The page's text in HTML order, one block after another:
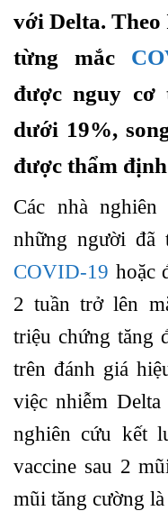
với Delta.
từng mắc
được nguy cơ
dưới 19%,
được thẩm
Các nhà
những người đã
COVID-19 hoặc
2 tuần trở lên
triệu chứng tăng
trên đánh giá
việc nhiễm
nghiên cứu kết
vaccine sau 2
mũi tăng cường